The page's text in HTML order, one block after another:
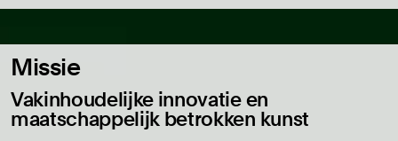
Missie
Vakinhoudelijke innovatie en
maatschappelijk betrokken kunst